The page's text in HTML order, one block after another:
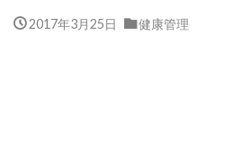
2017年3月25日 健康管理